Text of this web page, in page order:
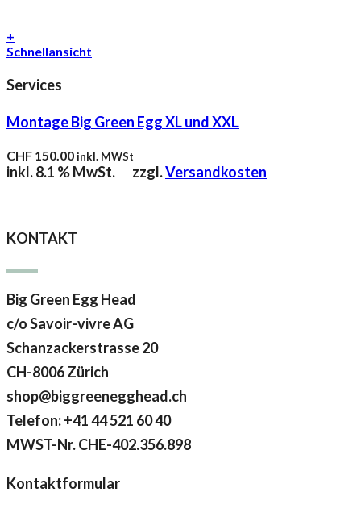
+
Schnellansicht
Services
Montage Big Green Egg XL und XXL
CHF 150.00inkl. MWSt
inkl. 8.1 % MwSt. zzgl.Versandkosten
KONTAKT
Big Green Egg Head
c/o Savoir-vivre AG
Schanzackerstrasse 20
CH-8006 Zürich
shop@biggreenegghead.ch
Telefon: +41 44 521 60 40
MWST-Nr.CHE-402.356.898
Kontaktformular